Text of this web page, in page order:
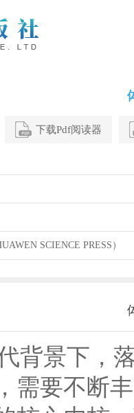
下载Pdf阅读器
SCIENCE PRESS）
背景下，
需要不断